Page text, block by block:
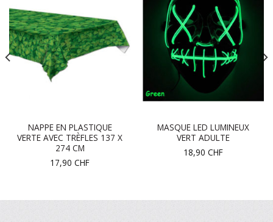
NAPPE EN PLASTIQUE
VERTE AVEC TRÈFLES 137 X
274 CM
17,90 CHF
MASQUE LED LUMINEUX
VERT ADULTE
18,90 CHF